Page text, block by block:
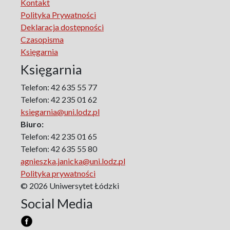
the Polish Sociological Association
The Art of Learning – The Learning of Art
Neuroscience in Psychology
Faces of Feminism
Faces of war
Biographical Perspectives
Politology
Poland and Central and Eastern Europe in the 20th
Century
Polish Film Culture
Law
The Polish People's Republic. Biographies
Existence and Literature Project
The Psychology of Everything
Research on Science & Natural Philosophy
Romanistyka dla Teatru
The Conference on Social Pedagogy under the Patronage
Kontakt
Polityka Prywatności
Deklaracja dostępności
Czasopisma
Księgarnia
Księgarnia
Telefon: 42 635 55 77
Telefon: 42 235 01 62
ksiegarnia@uni.lodz.pl
Biuro:
Telefon: 42 235 01 65
Telefon: 42 635 55 80
agnieszka.janicka@uni.lodz.pl
Polityka prywatności
© 2026 Uniwersytet Łódzki
Social Media